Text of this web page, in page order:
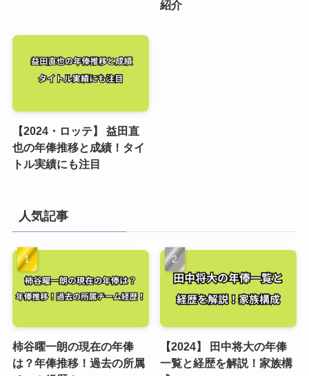
紹介
【2024・ロッテ】 益田直
也の年俸推移と成績！タイ
トル実績にも注目
人気記事
柿谷曜一朗の現在の年俸
は？年俸推移！過去の所属
【2024】 田中将大の年俸
一覧と経歴を解説！家族構